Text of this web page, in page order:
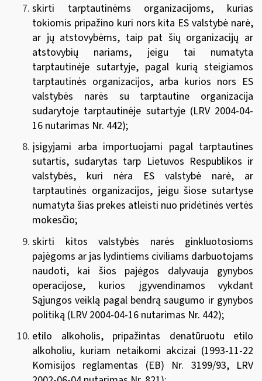
skirti tarptautinėms organizacijoms, kurias
tokiomis pripažino kuri nors kita ES valstybė narė,
ar jų atstovybėms, taip pat šių organizacijų ar
atstovybių nariams, jeigu tai numatyta
tarptautinėje sutartyje, pagal kurią steigiamos
tarptautinės organizacijos, arba kurios nors ES
valstybės narės su tarptautine organizacija
sudarytoje tarptautinėje sutartyje (LRV 2004-04-
16 nutarimas Nr. 442);
įsigyjami arba importuojami pagal tarptautines
sutartis,sudarytas tarp Lietuvos Respublikos ir
valstybės, kuri nėra ES valstybė narė, ar
tarptautinės organizacijos, jeigu šiose sutartyse
numatyta šias prekes atleisti nuo pridėtinės vertės
mokesčio;
skirti kitos valstybės narės ginkluotosioms
pajėgoms ar jas lydintiems civiliams darbuotojams
naudoti, kai šios pajėgos dalyvauja gynybos
operacijose, kurios įgyvendinamos vykdant
Sąjungos veiklą pagal bendrą saugumo ir gynybos
politiką (LRV 2004-04-16 nutarimas Nr. 442);
etilo alkoholis, pripažintas denatūruotu etilo
alkoholiu, kuriam netaikomi akcizai (1993-11-22
Komisijos reglamentas (EB) Nr. 3199/93, LRV